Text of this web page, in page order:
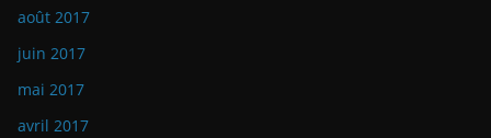
août 2017
juin 2017
mai 2017
avril 2017